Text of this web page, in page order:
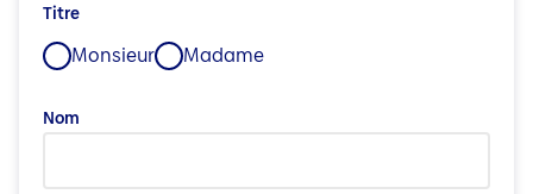
Titre
Monsieur Madame
Nom